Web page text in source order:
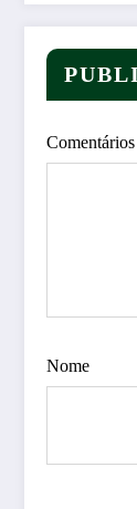
Comentários
Nome